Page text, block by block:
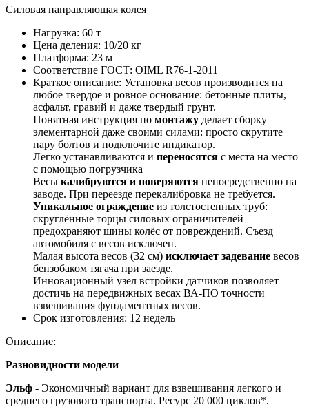
Силовая направляющая колея
Нагрузка: 60 т
Цена деления: 10/20 кг
Платформа: 23 м
Соответствие ГОСТ: OIML R76-1-2011
Краткое описание: Установка весов производится на
любое твердое и ровное основание: бетонные плиты,
асфальт, гравий и даже твердый грунт.
Понятная инструкция по монтажу делает сборку
элементарной даже своими силами: просто скрутите
пару болтов и подключите индикатор.
Легко устанавливаются и переносятся с места на место
с помощью погрузчика
Весы калибруются и поверяются непосредственно на
заводе. При переезде перекалибровка не требуется.
Уникальное ограждение из толстостенных труб:
скруглённые торцы силовых ограничителей
предохраняют шины колёс от повреждений. Съезд
автомобиля с весов исключен.
Малая высота весов (32 см) исключает задевание весов
бензобаком тягача при заезде.
Инновационный узел встройки датчиков позволяет
достичь на передвижных весах ВА-ПО точности
взвешивания фундаментных весов.
Срок изготовления: 12 недель
Описание:
Разновидности модели
Эльф - Экономичный вариант для взвешивания легкого и
среднего грузового транспорта. Ресурс 20 000 циклов*.